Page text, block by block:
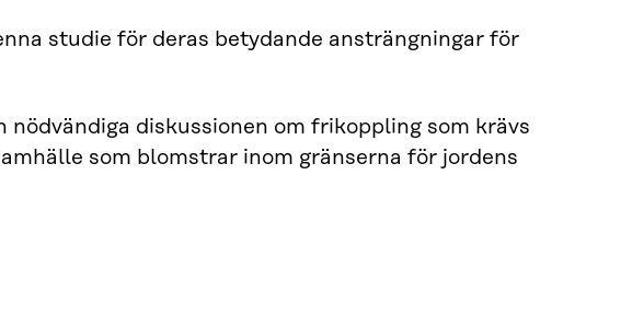
studie för deras betydande ansträngningar för
diskussionen om frikoppling som krävs
som blomstrar inom gränserna för jordens